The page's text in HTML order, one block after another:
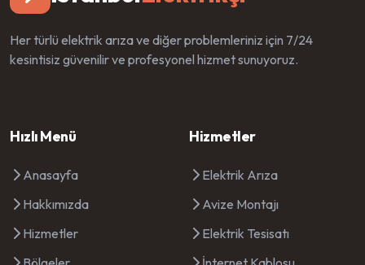
Her türlü elektrik arıza ve diğer problemleriniz için 7/24
kesintisiz güvenilir ve profesyonel hizmet sunuyoruz.
Hızlı Menü
Anasayfa
Hakkımızda
Hizmetler
Hizmetler
Elektrik Arıza
Avize Montajı
Elektrik Tesisatı